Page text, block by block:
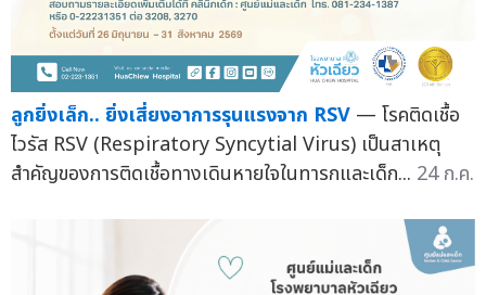
ลูกยิ่งเล็ก.. ยิ่งเสี่ยงอาการรุนแรงจาก RSV — โรคติดเชื้อ
ไวรัส RSV (Respiratory Syncytial Virus) เป็นสาเหตุ
สำคัญของการติดเชื้อทางเดินหายใจในทารกและเด็ก... 24 ก.ค.